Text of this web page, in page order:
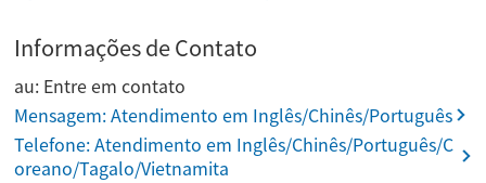
Informações de Contato
au: Entre em contato
Mensagem: Atendimento em Inglês/Chinês/Português
Telefone: Atendimento em Inglês/Chinês/Português/C
oreano/Tagalo/Vietnamita